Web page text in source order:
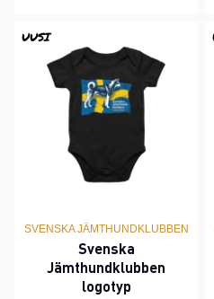
UUSI
SVENSKA JÄMTHUNDKLUBBEN
Svenska
Jämthundklubben
logotyp